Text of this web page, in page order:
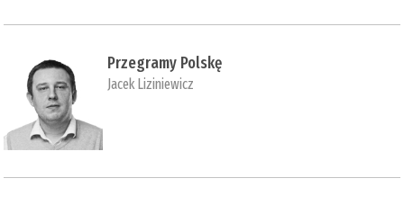
Przegramy Polskę
Jacek Liziniewicz